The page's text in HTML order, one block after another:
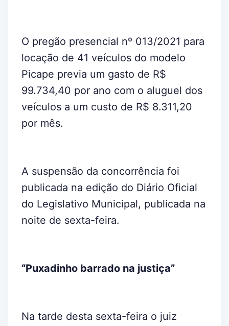
O pregão presencial nº 013/2021 para
locação de 41 veículos do modelo
Picape previa um gasto de R$
99.734,40 por ano com o aluguel dos
veículos a um custo de R$ 8.311,20
por mês.
A suspensão da concorrência foi
publicada na edição do Diário Oficial
do Legislativo Municipal, publicada na
noite de sexta-feira.
“Puxadinho barrado na justiça”
Na tarde desta sexta-feira o juiz